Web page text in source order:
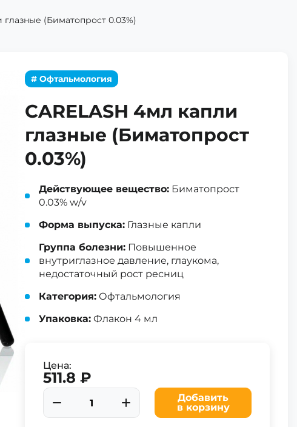
глазные (Биматопрост 0.03%)
# Офтальмология
CARELASH 4мл капли
глазные (Биматопрост
0.03%)
Действующее вещество: Биматопрост
0.03% w/v
Форма выпуска: Глазные капли
Группа болезни: Повышенное
внутриглазное давление, глаукома,
недостаточный рост ресниц
Категория: Офтальмология
Упаковка: Флакон 4 мл
Цена:
511.8 ₽
Добавить
в корзину